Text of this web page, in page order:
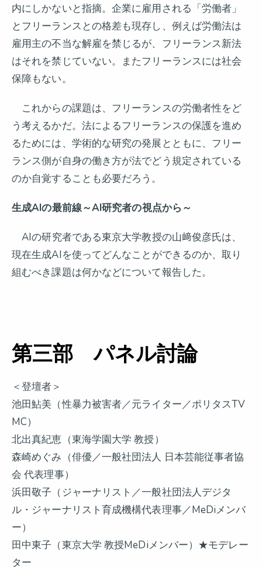
内にしかないと指摘。企業に雇用される「労働者」
とフリーランスとの格差も現存し、例えば労働法は
雇用主の不当な解雇を禁じるが、フリーランス新法
はそれを禁じていない。またフリーランスには社会
保障もない。
これからの課題は、フリーランスの労働者性をど
う考えるかだ。法によるフリーランスの保護を進め
るためには、学術的な研究の発展とともに、フリー
ランス側が自身の働き方が法でどう規定されている
のか自覚することも必要だろう。
生成AIの最前線～AI研究者の視点から～
AIの研究者である東京大学教授の山﨑俊彦氏は、
現在生成AIを使ってどんなことができるのか、取り
組むべき課題は何かなどについて報告した。
第三部 パネル討論
＜登壇者＞
池田鮎美（性暴力被害者／元ライター／ポリタスTV
MC）
北出真紀恵（東海学園大学 教授）
森崎めぐみ（俳優／一般社団法人 日本芸能従事者協
会 代表理事）
浜田敬子（ジャーナリスト／一般社団法人デジタ
ル・ジャーナリスト育成機構代表理事／MeDiメンバ
ー）
田中東子（東京大学 教授MeDiメンバー）★モデレー
ター